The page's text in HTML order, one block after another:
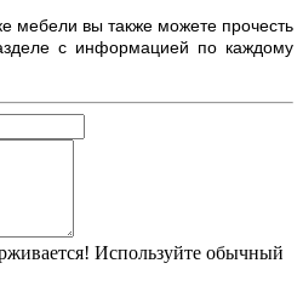
мебели вы также можете прочесть
с информацией по каждому
Используйте обычный